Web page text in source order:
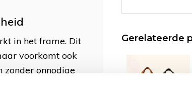
in het frame. Dit
voorkomt ook
zonder onnodige
Gerelateerde